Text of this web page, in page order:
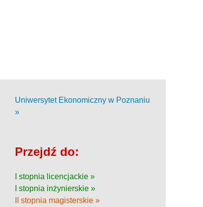
Uniwersytet Ekonomiczny w Poznaniu
»
Przejdź do:
I stopnia licencjackie »
I stopnia inżynierskie »
II stopnia magisterskie »